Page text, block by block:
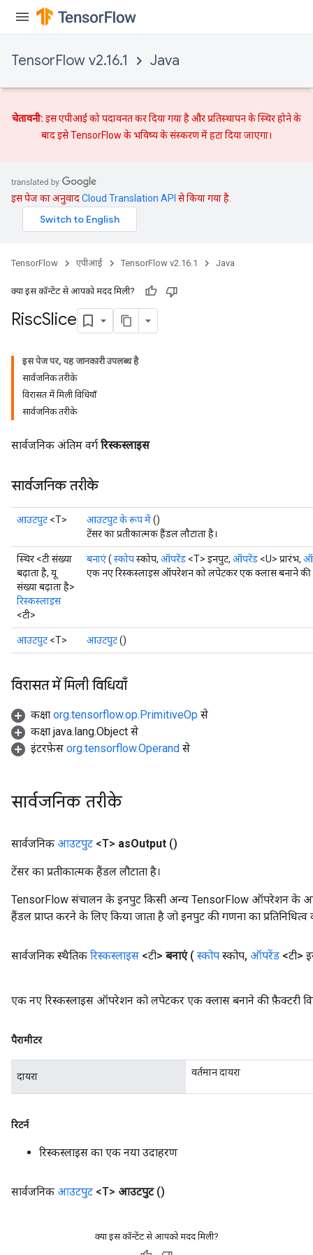
TensorFlow v2.16.1 Java
चेतावनी: इस एपीआई को पदावनत कर दिया गया है औरप्रतिस्थापनके स्थिर होने के
बाद इसे TensorFlow के भविष्य के संस्करण में हटा दिया जाएगा।
इस पेज का अनुवादCloud Translation API से किया गया है.
TensorFlow एपीआई TensorFlow v2.16.1 Java
क्या इस कॉन्टेंट से आपको मदद मिली?
RiscSlice
इस पेज पर, यह जानकारी उपलब्ध है
सार्वजनिक तरीके
विरासत में मिली विधियाँ
सार्वजनिक तरीके
सार्वजनिक अंतिम वर्ग रिस्कस्लाइस
सार्वजनिक तरीके
आउटपुट <T> आउटपुट के रूप में()
टेंसर का प्रतीकात्मक हैंडल लौटाता है।
स्थिर <टी संख्या
बढ़ाता है, यू
संख्या बढ़ाता है>
रिस्कस्लाइस
<टी>
बनाएं( स्कोपस्कोप, ऑपरेंड <T> इनपुट, ऑपरेंड <U> प्रारंभ,
एक नए रिस्कस्लाइस ऑपरेशन को लपेटकर एक क्लास बनाने की
आउटपुट <T> आउटपुट()
विरासत में मिली विधियाँ
कक्षा org.tensorflow.op.PrimitiveOp से
कक्षा java.lang.Object से
इंटरफ़ेस org.tensorflow.Operand से
सार्वजनिक तरीके
सार्वजनिक आउटपुट <T> asOutput ()
टेंसर का प्रतीकात्मक हैंडल लौटाता है।
TensorFlow संचालन के इनपुट किसी अन्य TensorFlow ऑपरेशन के
हैंडल प्राप्त करने के लिए किया जाता है जो इनपुट की गणना का प्रतिनिधित्व
सार्वजनिक स्थैतिक रिस्कस्लाइस <टी> बनाएं ( स्कोप स्कोप, ऑपरेंड <टी>
एक नए रिस्कस्लाइस ऑपरेशन को लपेटकर एक क्लास बनाने की फ़ैक्टरी
पैरामीटर
दायरा वर्तमान दायरा
रिटर्न
रिस्कस्लाइस का एक नया उदाहरण
सार्वजनिक आउटपुट <T> आउटपुट ()
क्या इस कॉन्टेंट से आपको मदद मिली?